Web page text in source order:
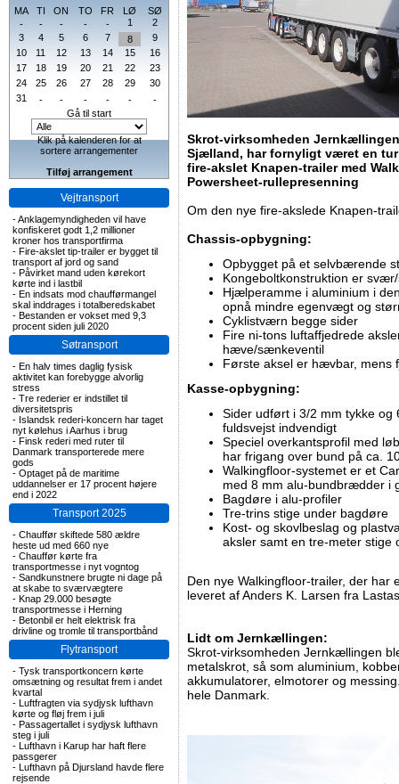
MA
TI ON TO FR LØ
SØ
-
- - - - 1
2
3
4 5 6 7 8
9
10
11 12 13 14 15
16
17
18 19 20 21 22
23
24
25 26 27 28 29
30
31
- - - - -
-
Gå til start
Klik på kalenderen for at
sortere arrangementer
Tilføj arrangement
Vejtransport
-Anklagemyndigheden vil have
konfiskeret godt 1,2 millioner
kroner hos transportfirma
- Fire-akslet tip-trailer er bygget til
transport af jord og sand
- Påvirket mand uden kørekort
kørte ind i lastbil
- En indsats mod chaufførmangel
skal inddrages i totalberedskabet
- Bestanden er vokset med 9,3
procent siden juli 2020
Søtransport
- En halv times daglig fysisk
aktivitet kan forebygge alvorlig
stress
- Tre rederier er indstillet til
diversitetspris
- Islandsk rederi-koncern har taget
nyt kølehus i Aarhus i brug
- Finsk rederi med ruter til
Danmark transporterede mere
gods
- Optaget på de maritime
uddannelser er 17 procent højere
end i 2022
Transport 2025
- Chauffør skiftede 580 ældre
heste ud med 660 nye
- Chauffør kørte fra
transportmesse i nyt vogntog
- Sandkunstnere brugte ni dage på
at skabe to sværvægtere
- Knap 29.000 besøgte
transportmesse i Herning
- Betonbil er helt elektrisk fra
drivline og tromle til transportbånd
Flytransport
- Tysk transportkoncern kørte
omsætning og resultat frem i andet
kvartal
- Luftfragten via sydjysk lufthavn
kørte og fløj frem i juli
- Passagertallet i sydjysk lufthavn
steg i juli
- Lufthavn i Karup har haft flere
passgerer
- Lufthavn på Djursland havde flere
rejsende
Skrot-virksomheden
Sjælland, har fornyligt været en
fire-akslet Knapen-trailer med
Powersheet-rullepresenning
Om den nye fire-akslede Knapen-
Chassis-opbygning:
Opbygget på et selvbærende
Kongeboltkonstruktion er
Hjælperamme i aluminium i
opnå mindre egenvægt og
Cyklistværn begge sider
Fire ni-tons luftaffjedrede
hæve/sænkeventil
Første aksel er hævbar, mens
Kasse-opbygning:
Sider udført i 3/2 mm tykke og
fuldsvejst indvendigt
Speciel overkantsprofil med
har frigang over bund på ca.
Walkingfloor-systemet er et
med 8 mm alu-bundbrædder i
Bagdøre i alu-profiler
Tre-trins stige under bagdøre
Kost- og skovlbeslag og
aksler samt en tre-meter stige
Den nye Walkingfloor-trailer, der
leveret af Anders K. Larsen fra
Lidt om Jernkællingen:
Skrot-virksomheden Jernkællingen
metalskrot, så som aluminium,
akkumulatorer, elmotorer og
hele Danmark.